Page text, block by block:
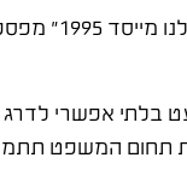
הטעות הנפוצה ביותר
בלתי אפשרי לדרג
תחום המשפט